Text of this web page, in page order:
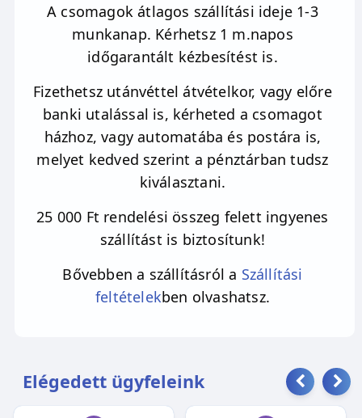
A csomagok átlagos szállítási ideje 1-3
munkanap. Kérhetsz 1 m.napos
időgarantált kézbesítést is.
Fizethetsz utánvéttel átvételkor, vagy előre
banki utalással is, kérheted a csomagot
házhoz, vagy automatába és postára is,
melyet kedved szerint a pénztárban tudsz
kiválasztani.
25 000 Ft rendelési összeg felett ingyenes
szállítást is biztosítunk!
Bővebben a szállításról a Szállítási
feltételekben olvashatsz.
Elégedett ügyfeleink